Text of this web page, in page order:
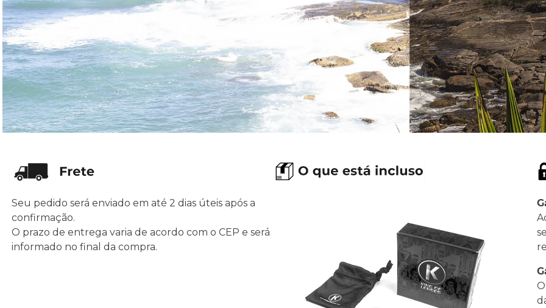
Seu pedido será enviado em até 2 dias úteis após a
confirmação.
O prazo de entrega varia de acordo com o CEP e será
informado no final da compra.